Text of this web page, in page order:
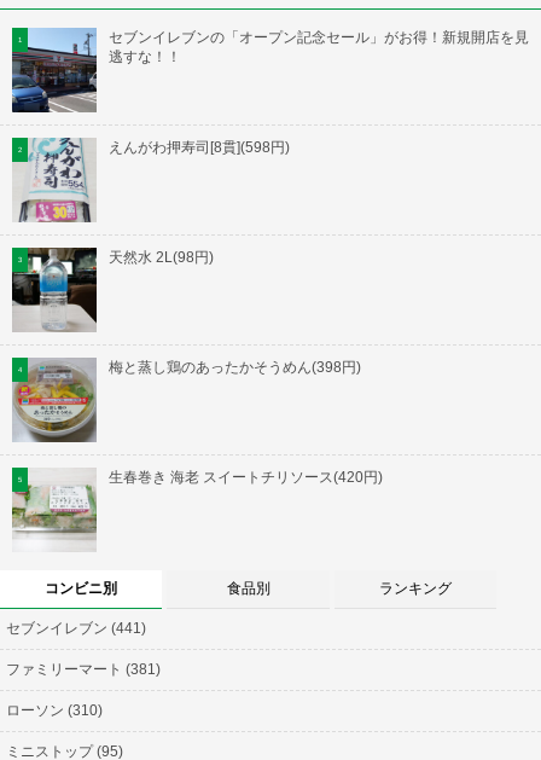
セブンイレブンの「オープン記念セール」がお得！新規開店を見
逃すな！！
えんがわ押寿司[8貫](598円)
天然水 2L(98円)
梅と蒸し鶏のあったかそうめん(398円)
生春巻き 海老 スイートチリソース(420円)
コンビニ別 食品別 ランキング
セブンイレブン (441)
ファミリーマート (381)
ローソン (310)
ミニストップ (95)